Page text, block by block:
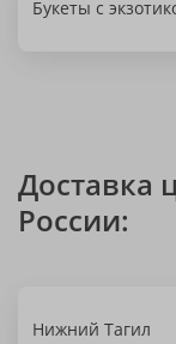
Букеты с
Доставка
России:
Нижний Тагил